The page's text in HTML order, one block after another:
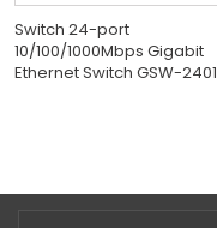
Switch 24-port
10/100/1000Mbps Gigabit
Ethernet Switch GSW-2401